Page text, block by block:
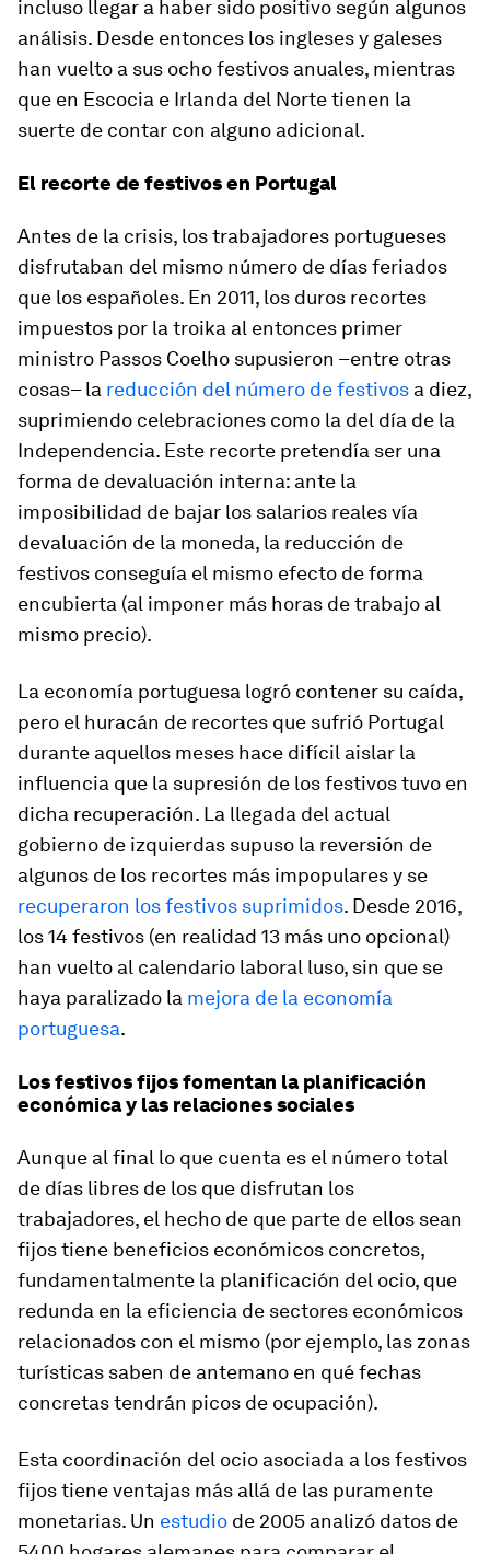
incluso llegar a haber sido positivo según algunos
análisis. Desde entonces los ingleses y galeses
han vuelto a sus ocho festivos anuales, mientras
que en Escocia e Irlanda del Norte tienen la
suerte de contar con alguno adicional.
El recorte de festivos en Portugal
Antes de la crisis, los trabajadores portugueses
disfrutaban del mismo número de días feriados
que los españoles. En 2011, los duros recortes
impuestos por la troika al entonces primer
ministro Passos Coelho supusieron –entre otras
cosas– la reducción del número de festivos a diez,
suprimiendo celebraciones como la del día de la
Independencia. Este recorte pretendía ser una
forma de devaluación interna: ante la
imposibilidad de bajar los salarios reales vía
devaluación de la moneda, la reducción de
festivos conseguía el mismo efecto de forma
encubierta (al imponer más horas de trabajo al
mismo precio).
La economía portuguesa logró contener su caída,
pero el huracán de recortes que sufrió Portugal
durante aquellos meses hace difícil aislar la
influencia que la supresión de los festivos tuvo en
dicha recuperación. La llegada del actual
gobierno de izquierdas supuso la reversión de
algunos de los recortes más impopulares y se
recuperaron los festivos suprimidos. Desde 2016,
los 14 festivos (en realidad 13 más uno opcional)
han vuelto al calendario laboral luso, sin que se
haya paralizado la mejora de la economía
portuguesa.
Los festivos fijos fomentan la planificación
económica y las relaciones sociales
Aunque al final lo que cuenta es el número total
de días libres de los que disfrutan los
trabajadores, el hecho de que parte de ellos sean
fijos tiene beneficios económicos concretos,
fundamentalmente la planificación del ocio, que
redunda en la eficiencia de sectores económicos
relacionados con el mismo (por ejemplo, las zonas
turísticas saben de antemano en qué fechas
concretas tendrán picos de ocupación).
Esta coordinación del ocio asociada a los festivos
fijos tiene ventajas más allá de las puramente
monetarias. Un estudio de 2005 analizó datos de